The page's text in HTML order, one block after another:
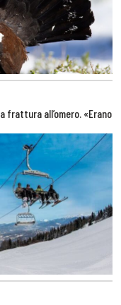
frattura all’omero. «Erano